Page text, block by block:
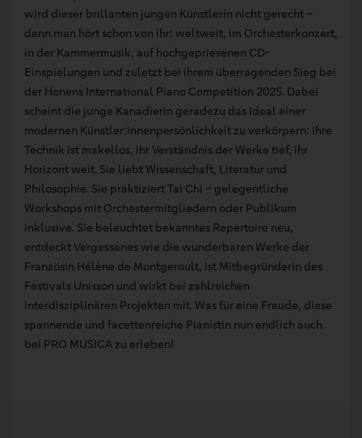
wird dieser brillanten jungen Künstlerin nicht gerecht –
denn man hört schon von ihr: weltweit, im Orchesterkonzert,
in der Kammermusik, auf hochgepriesenen CD-
Einspielungen und zuletzt bei ihrem überragenden Sieg bei
der Honens International Piano Competition 2025. Dabei
scheint die junge Kanadierin geradezu das Ideal einer
modernen Künstler:innenpersönlichkeit zu verkörpern: Ihre
Technik ist makellos, ihr Verständnis der Werke tief, ihr
Horizont weit. Sie liebt Wissenschaft, Literatur und
Philosophie. Sie praktiziert Tai Chi – gelegentliche
Workshops mit Orchestermitgliedern oder Publikum
inklusive. Sie beleuchtet bekanntes Repertoire neu,
entdeckt Vergessenes wie die wunderbaren Werke der
Französin Hélène de Montgeroult, ist Mitbegründerin des
Festivals Unisson und wirkt bei zahlreichen
interdisziplinären Projekten mit. Was für eine Freude, diese
spannende und facettenreiche Pianistin nun endlich auch
bei PRO MUSICA zu erleben!